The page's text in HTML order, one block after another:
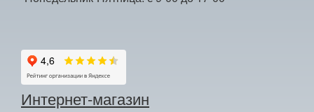
Интернет-магазин